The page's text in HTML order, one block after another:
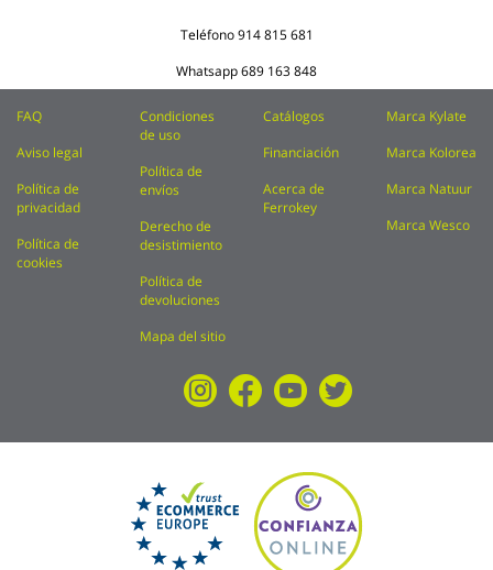
Teléfono914 815 681
Whatsapp689 163 848
FAQ
Aviso legal
Política de
privacidad
Política de
cookies
Condiciones
de uso
Política de
envíos
Derecho de
desistimiento
Política de
devoluciones
Mapa del sitio
Catálogos
Financiación
Acerca de
Ferrokey
Marca Kylate
Marca Kolorea
Marca Natuur
Marca Wesco